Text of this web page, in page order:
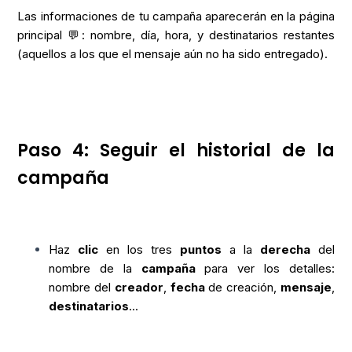
Las informaciones de tu campaña aparecerán en la página
principal 💬: nombre, día, hora, y destinatarios restantes
(aquellos a los que el mensaje aún no ha sido entregado).
Paso 4: Seguir el historial de la
campaña
Haz clic en los tres puntos a la derechadel
nombre de la campañapara ver los detalles:
nombre del creador, fechade creación, mensaje,
destinatarios...